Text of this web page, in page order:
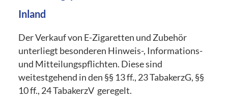
Inland
Der Verkauf von E-Zigaretten und Zubehör
unterliegt besonderen Hinweis-, Informations-
und Mitteilungspflichten. Diese sind
weitestgehend in den §§ 13 ff., 23 TabakerzG, §§
10 ff., 24 TabakerzV geregelt.